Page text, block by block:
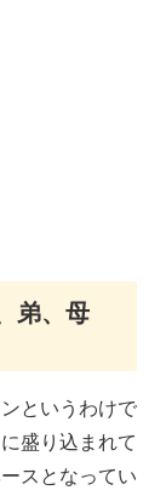
弟、母
というわけで
盛り込まれて
スとなってい